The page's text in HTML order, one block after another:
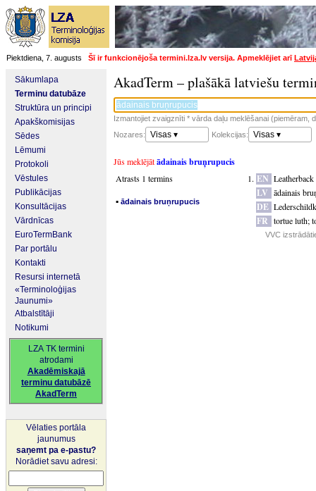
Piektdiena, 7. augusts Šī ir funkcionējoša termini.lza.lv versija. Apmeklējiet arī
Sākumlapa
Terminu datubāze
Struktūra un principi
Apakškomisijas
Sēdes
Lēmumi
Protokoli
Vēstules
Publikācijas
Konsultācijas
Vārdnīcas
EuroTermBank
Par portālu
Kontakti
Resursi internetā
«Terminoloģijas
Jaunumi»
Atbalstītāji
Notikumi
LZA TK termini
atrodami
Akadēmiskajā
terminu datubāzē
AkadTerm
Vēlaties portāla
jaunumus
saņemt pa e-pastu?
Norādiet savu adresi:
AkadTerm – plašākā latviešu
Izmantojiet zvaigznīti * vārda daļu meklēšanai (piemēram,
Nozares:
Visas ▾ Kolekcijas: Visas ▾
Jūs meklējātādainais bruņrupucis
Atrasts 1 termins
▪ ādainais bruņrupucis
EN Leatherback
LV ādainais
DE
FR tortue luth;
VVC